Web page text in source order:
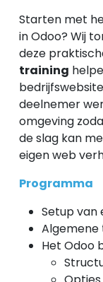
Starten met
in Odoo? Wij
deze
training
deelnemer
omgeving
de slag kan
eigen web
Programma
Setup van
Algemene
Het Odoo